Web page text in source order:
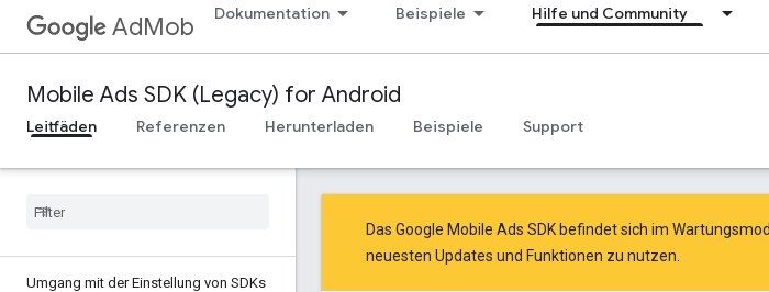
AdMob Dokumentation Beispiele Hilfe und Community
Mobile Ads SDK (Legacy) for Android
Leitfäden Referenzen Herunterladen Beispiele Support
Umgang mit der Einstellung von SDKs
Das Google Mobile Ads SDK befindet sich im
neuesten Updates und Funktionen zu nutzen.